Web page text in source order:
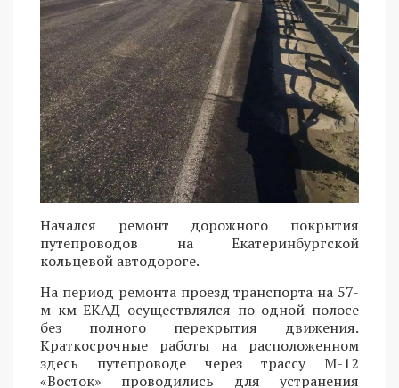
Начался ремонт дорожного покрытия
путепроводов на Екатеринбургской
кольцевой автодороге.
На период ремонта проезд транспорта на 57-
м км ЕКАД осуществлялся по одной полосе
без полного перекрытия движения.
Краткосрочные работы на расположенном
здесь путепроводе через трассу М-12
«Восток» проводились для устранения